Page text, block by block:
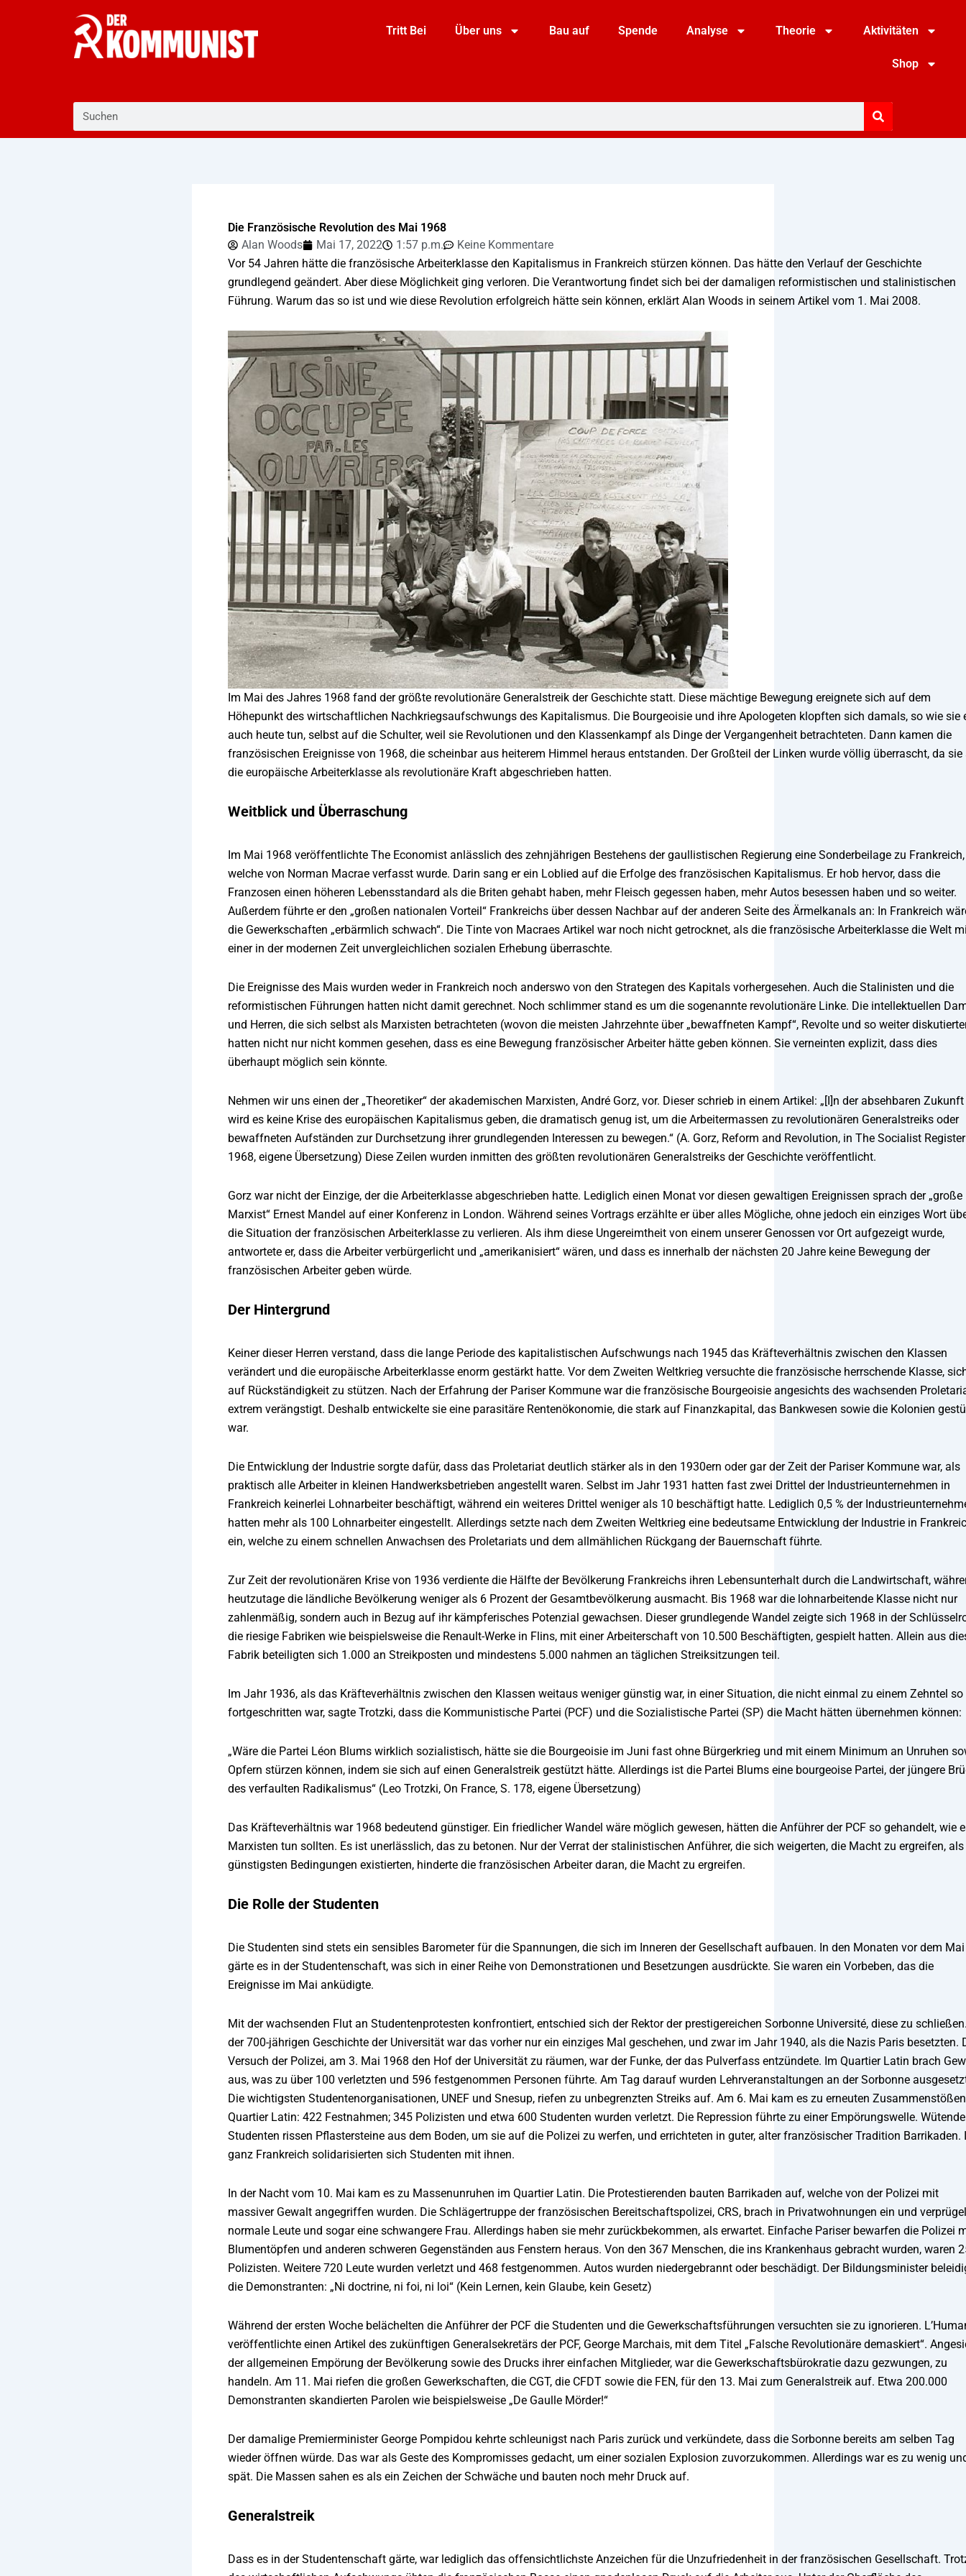
Tritt Bei Über uns Bau auf Spende Analyse Theorie Aktivitäten
Shop
Die Französische Revolution des Mai 1968
Alan Woods
Mai 17, 2022 1:57 p.m.
Keine Kommentare
Vor 54 Jahren hätte die französische Arbeiterklasse den Kapitalismus in Frankreich stürzen können. Das hätte den Verlauf der Geschichte
grundlegend geändert. Aber diese Möglichkeit ging verloren. Die Verantwortung findet sich bei der damaligen reformistischen und stalinistischen
Führung. Warum das so ist und wie diese Revolution erfolgreich hätte sein können, erklärt Alan Woods in seinem Artikel vom 1. Mai 2008.
Im Mai des Jahres 1968 fand der größte revolutionäre Generalstreik der Geschichte statt. Diese mächtige Bewegung ereignete sich auf dem
Höhepunkt des wirtschaftlichen Nachkriegsaufschwungs des Kapitalismus. Die Bourgeoisie und ihre Apologeten klopften sich damals, so wie sie
auch heute tun, selbst auf die Schulter, weil sie Revolutionen und den Klassenkampf als Dinge der Vergangenheit betrachteten. Dann kamen die
französischen Ereignisse von 1968, die scheinbar aus heiterem Himmel heraus entstanden. Der Großteil der Linken wurde völlig überrascht, da sie
die europäische Arbeiterklasse als revolutionäre Kraft abgeschrieben hatten.
Weitblick und Überraschung
Im Mai 1968 veröffentlichte The Economist anlässlich des zehnjährigen Bestehens der gaullistischen Regierung eine Sonderbeilage zu Frankreich,
welche von Norman Macrae verfasst wurde. Darin sang er ein Loblied auf die Erfolge des französischen Kapitalismus. Er hob hervor, dass die
Franzosen einen höheren Lebensstandard als die Briten gehabt haben, mehr Fleisch gegessen haben, mehr Autos besessen haben und so weiter.
Außerdem führte er den „großen nationalen Vorteil“ Frankreichs über dessen Nachbar auf der anderen Seite des Ärmelkanals an: In Frankreich
die Gewerkschaften „erbärmlich schwach“. Die Tinte von Macraes Artikel war noch nicht getrocknet, als die französische Arbeiterklasse die Welt
einer in der modernen Zeit unvergleichlichen sozialen Erhebung überraschte.
Die Ereignisse des Mais wurden weder in Frankreich noch anderswo von den Strategen des Kapitals vorhergesehen. Auch die Stalinisten und die
reformistischen Führungen hatten nicht damit gerechnet. Noch schlimmer stand es um die sogenannte revolutionäre Linke. Die intellektuellen
und Herren, die sich selbst als Marxisten betrachteten (wovon die meisten Jahrzehnte über „bewaffneten Kampf“, Revolte und so weiter
hatten nicht nur nicht kommen gesehen, dass es eine Bewegung französischer Arbeiter hätte geben können. Sie verneinten explizit, dass dies
überhaupt möglich sein könnte.
Nehmen wir uns einen der „Theoretiker“ der akademischen Marxisten, André Gorz, vor. Dieser schrieb in einem Artikel: „[I]n der absehbaren Zukunft
wird es keine Krise des europäischen Kapitalismus geben, die dramatisch genug ist, um die Arbeitermassen zu revolutionären Generalstreiks oder
bewaffneten Aufständen zur Durchsetzung ihrer grundlegenden Interessen zu bewegen.“ (A. Gorz, Reform and Revolution, in The Socialist Register
1968, eigene Übersetzung) Diese Zeilen wurden inmitten des größten revolutionären Generalstreiks der Geschichte veröffentlicht.
Gorz war nicht der Einzige, der die Arbeiterklasse abgeschrieben hatte. Lediglich einen Monat vor diesen gewaltigen Ereignissen sprach der „große
Marxist“ Ernest Mandel auf einer Konferenz in London. Während seines Vortrags erzählte er über alles Mögliche, ohne jedoch ein einziges Wort
die Situation der französischen Arbeiterklasse zu verlieren. Als ihm diese Ungereimtheit von einem unserer Genossen vor Ort aufgezeigt wurde,
antwortete er, dass die Arbeiter verbürgerlicht und „amerikanisiert“ wären, und dass es innerhalb der nächsten 20 Jahre keine Bewegung der
französischen Arbeiter geben würde.
Der Hintergrund
Keiner dieser Herren verstand, dass die lange Periode des kapitalistischen Aufschwungs nach 1945 das Kräfteverhältnis zwischen den Klassen
verändert und die europäische Arbeiterklasse enorm gestärkt hatte. Vor dem Zweiten Weltkrieg versuchte die französische herrschende Klasse,
auf Rückständigkeit zu stützen. Nach der Erfahrung der Pariser Kommune war die französische Bourgeoisie angesichts des wachsenden
extrem verängstigt. Deshalb entwickelte sie eine parasitäre Rentenökonomie, die stark auf Finanzkapital, das Bankwesen sowie die Kolonien
war.
Die Entwicklung der Industrie sorgte dafür, dass das Proletariat deutlich stärker als in den 1930ern oder gar der Zeit der Pariser Kommune war, als
praktisch alle Arbeiter in kleinen Handwerksbetrieben angestellt waren. Selbst im Jahr 1931 hatten fast zwei Drittel der Industrieunternehmen in
Frankreich keinerlei Lohnarbeiter beschäftigt, während ein weiteres Drittel weniger als 10 beschäftigt hatte. Lediglich 0,5 % der
hatten mehr als 100 Lohnarbeiter eingestellt. Allerdings setzte nach dem Zweiten Weltkrieg eine bedeutsame Entwicklung der Industrie in
ein, welche zu einem schnellen Anwachsen des Proletariats und dem allmählichen Rückgang der Bauernschaft führte.
Zur Zeit der revolutionären Krise von 1936 verdiente die Hälfte der Bevölkerung Frankreichs ihren Lebensunterhalt durch die Landwirtschaft,
heutzutage die ländliche Bevölkerung weniger als 6 Prozent der Gesamtbevölkerung ausmacht. Bis 1968 war die lohnarbeitende Klasse nicht nur
zahlenmäßig, sondern auch in Bezug auf ihr kämpferisches Potenzial gewachsen. Dieser grundlegende Wandel zeigte sich 1968 in der
die riesige Fabriken wie beispielsweise die Renault-Werke in Flins, mit einer Arbeiterschaft von 10.500 Beschäftigten, gespielt hatten. Allein aus
Fabrik beteiligten sich 1.000 an Streikposten und mindestens 5.000 nahmen an täglichen Streiksitzungen teil.
Im Jahr 1936, als das Kräfteverhältnis zwischen den Klassen weitaus weniger günstig war, in einer Situation, die nicht einmal zu einem Zehntel so
fortgeschritten war, sagte Trotzki, dass die Kommunistische Partei (PCF) und die Sozialistische Partei (SP) die Macht hätten übernehmen können:
„Wäre die Partei Léon Blums wirklich sozialistisch, hätte sie die Bourgeoisie im Juni fast ohne Bürgerkrieg und mit einem Minimum an Unruhen
Opfern stürzen können, indem sie sich auf einen Generalstreik gestützt hätte. Allerdings ist die Partei Blums eine bourgeoise Partei, der jüngere
des verfaulten Radikalismus“ (Leo Trotzki, On France, S. 178, eigene Übersetzung)
Das Kräfteverhältnis war 1968 bedeutend günstiger. Ein friedlicher Wandel wäre möglich gewesen, hätten die Anführer der PCF so gehandelt, wie
Marxisten tun sollten. Es ist unerlässlich, das zu betonen. Nur der Verrat der stalinistischen Anführer, die sich weigerten, die Macht zu ergreifen,
günstigsten Bedingungen existierten, hinderte die französischen Arbeiter daran, die Macht zu ergreifen.
Die Rolle der Studenten
Die Studenten sind stets ein sensibles Barometer für die Spannungen, die sich im Inneren der Gesellschaft aufbauen. In den Monaten vor dem Mai
gärte es in der Studentenschaft, was sich in einer Reihe von Demonstrationen und Besetzungen ausdrückte. Sie waren ein Vorbeben, das die
Ereignisse im Mai anküdigte.
Mit der wachsenden Flut an Studentenprotesten konfrontiert, entschied sich der Rektor der prestigereichen Sorbonne Université, diese zu
der 700-jährigen Geschichte der Universität war das vorher nur ein einziges Mal geschehen, und zwar im Jahr 1940, als die Nazis Paris besetzten.
Versuch der Polizei, am 3. Mai 1968 den Hof der Universität zu räumen, war der Funke, der das Pulverfass entzündete. Im Quartier Latin brach
aus, was zu über 100 verletzten und 596 festgenommen Personen führte. Am Tag darauf wurden Lehrveranstaltungen an der Sorbonne
Die wichtigsten Studentenorganisationen, UNEF und Snesup, riefen zu unbegrenzten Streiks auf. Am 6. Mai kam es zu erneuten
Quartier Latin: 422 Festnahmen; 345 Polizisten und etwa 600 Studenten wurden verletzt. Die Repression führte zu einer Empörungswelle. Wütende
Studenten rissen Pflastersteine aus dem Boden, um sie auf die Polizei zu werfen, und errichteten in guter, alter französischer Tradition Barrikaden.
ganz Frankreich solidarisierten sich Studenten mit ihnen.
In der Nacht vom 10. Mai kam es zu Massenunruhen im Quartier Latin. Die Protestierenden bauten Barrikaden auf, welche von der Polizei mit
massiver Gewalt angegriffen wurden. Die Schlägertruppe der französischen Bereitschaftspolizei, CRS, brach in Privatwohnungen ein und
normale Leute und sogar eine schwangere Frau. Allerdings haben sie mehr zurückbekommen, als erwartet. Einfache Pariser bewarfen die Polizei
Blumentöpfen und anderen schweren Gegenständen aus Fenstern heraus. Von den 367 Menschen, die ins Krankenhaus gebracht wurden, waren
Polizisten. Weitere 720 Leute wurden verletzt und 468 festgenommen. Autos wurden niedergebrannt oder beschädigt. Der Bildungsminister
die Demonstranten: „Ni doctrine, ni foi, ni loi“ (Kein Lernen, kein Glaube, kein Gesetz)
Während der ersten Woche belächelten die Anführer der PCF die Studenten und die Gewerkschaftsführungen versuchten sie zu ignorieren.
veröffentlichte einen Artikel des zukünftigen Generalsekretärs der PCF, George Marchais, mit dem Titel „Falsche Revolutionäre demaskiert“.
der allgemeinen Empörung der Bevölkerung sowie des Drucks ihrer einfachen Mitglieder, war die Gewerkschaftsbürokratie dazu gezwungen, zu
handeln. Am 11. Mai riefen die großen Gewerkschaften, die CGT, die CFDT sowie die FEN, für den 13. Mai zum Generalstreik auf. Etwa 200.000
Demonstranten skandierten Parolen wie beispielsweise „De Gaulle Mörder!“
Der damalige Premierminister George Pompidou kehrte schleunigst nach Paris zurück und verkündete, dass die Sorbonne bereits am selben Tag
wieder öffnen würde. Das war als Geste des Kompromisses gedacht, um einer sozialen Explosion zuvorzukommen. Allerdings war es zu wenig
spät. Die Massen sahen es als ein Zeichen der Schwäche und bauten noch mehr Druck auf.
Generalstreik
Dass es in der Studentenschaft gärte, war lediglich das offensichtlichste Anzeichen für die Unzufriedenheit in der französischen Gesellschaft.